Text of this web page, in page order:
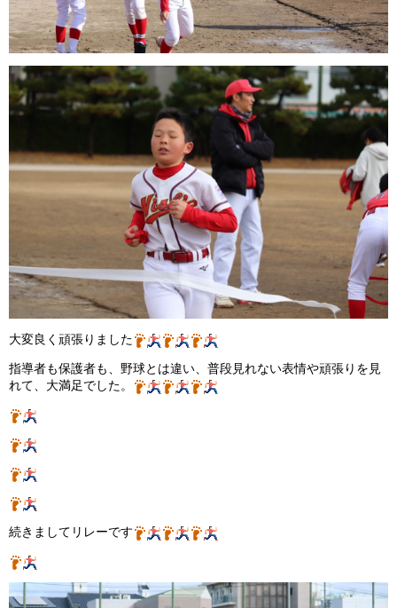
大変良く頑張りました
指導者も保護者も、野球とは違い、普段見れない表情や頑張りを見
れて、大満足でした。
続きましてリレーです